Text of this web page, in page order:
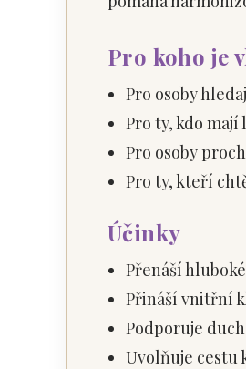
Pro koho je
Pro osoby
Pro ty, kdo
Pro osoby
Pro ty, kteří
Účinky
Přenáší
Přináší vnitřní
Podporuje
Uvolňuje cestu